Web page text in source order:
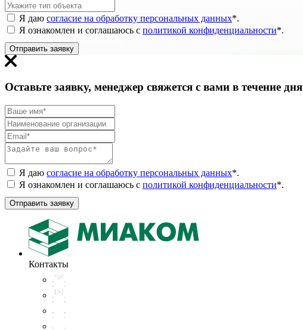
Я даю согласие на обработку персональных данных*.
Я ознакомлен и соглашаюсь с политикой конфиденциальности*.
Отправить заявку
Оставьте заявку, менеджер свяжется с вами в течение дня
Я даю согласие на обработку персональных данных*.
Я ознакомлен и соглашаюсь с политикой конфиденциальности*.
Отправить заявку
Контакты